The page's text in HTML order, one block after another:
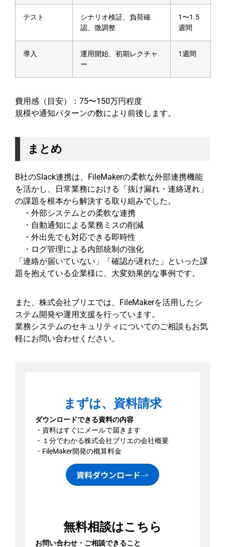
テスト
シナリオ検証、負荷確
認、微調整
1〜1.5
週間
導入
運用開始、初期レクチャ
ー
1週間
費用感（目安）：75〜150万円程度
規模や通知パターンの数により前後します。
まとめ
B社のSlack連携は、FileMakerの柔軟な外部連携機能
を活かし、日常業務における「抜け漏れ・連絡遅れ」
の課題を根本から解決する取り組みでした。
・外部システムとの柔軟な連携
・自動通知による業務ミスの削減
・外出先でも対応できる即時性
・ログ管理による内部統制の強化
「連絡が届いていない」「確認が遅れた」といった課
題を抱えている企業様に、大変効果的な事例です。
また、株式会社ブリエでは、FileMakerを活用したシ
ステム開発や運用支援を行っています。
業務システムのセキュリティについてのご相談もお気
軽にお問い合わせください。
まずは、資料請求
ダウンロードできる資料の内容
・資料はすぐにメールで届きます
・１分でわかる株式会社ブリエの会社概要
・FileMaker開発の概算料金
資料ダウンロード
無料相談はこちら
お問い合わせ・ご相談できること